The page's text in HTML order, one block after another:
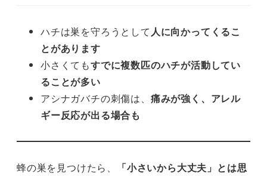
ハチは巣を守ろうとして 人に向かってくるこ
とがあります
小さくてもすでに複数匹のハチが活動してい
ることが多い
アシナガバチの刺傷は、 痛みが強く、アレル
ギー反応が出る場合も
蜂の巣を見つけたら、
「小さいから大丈夫」とは思